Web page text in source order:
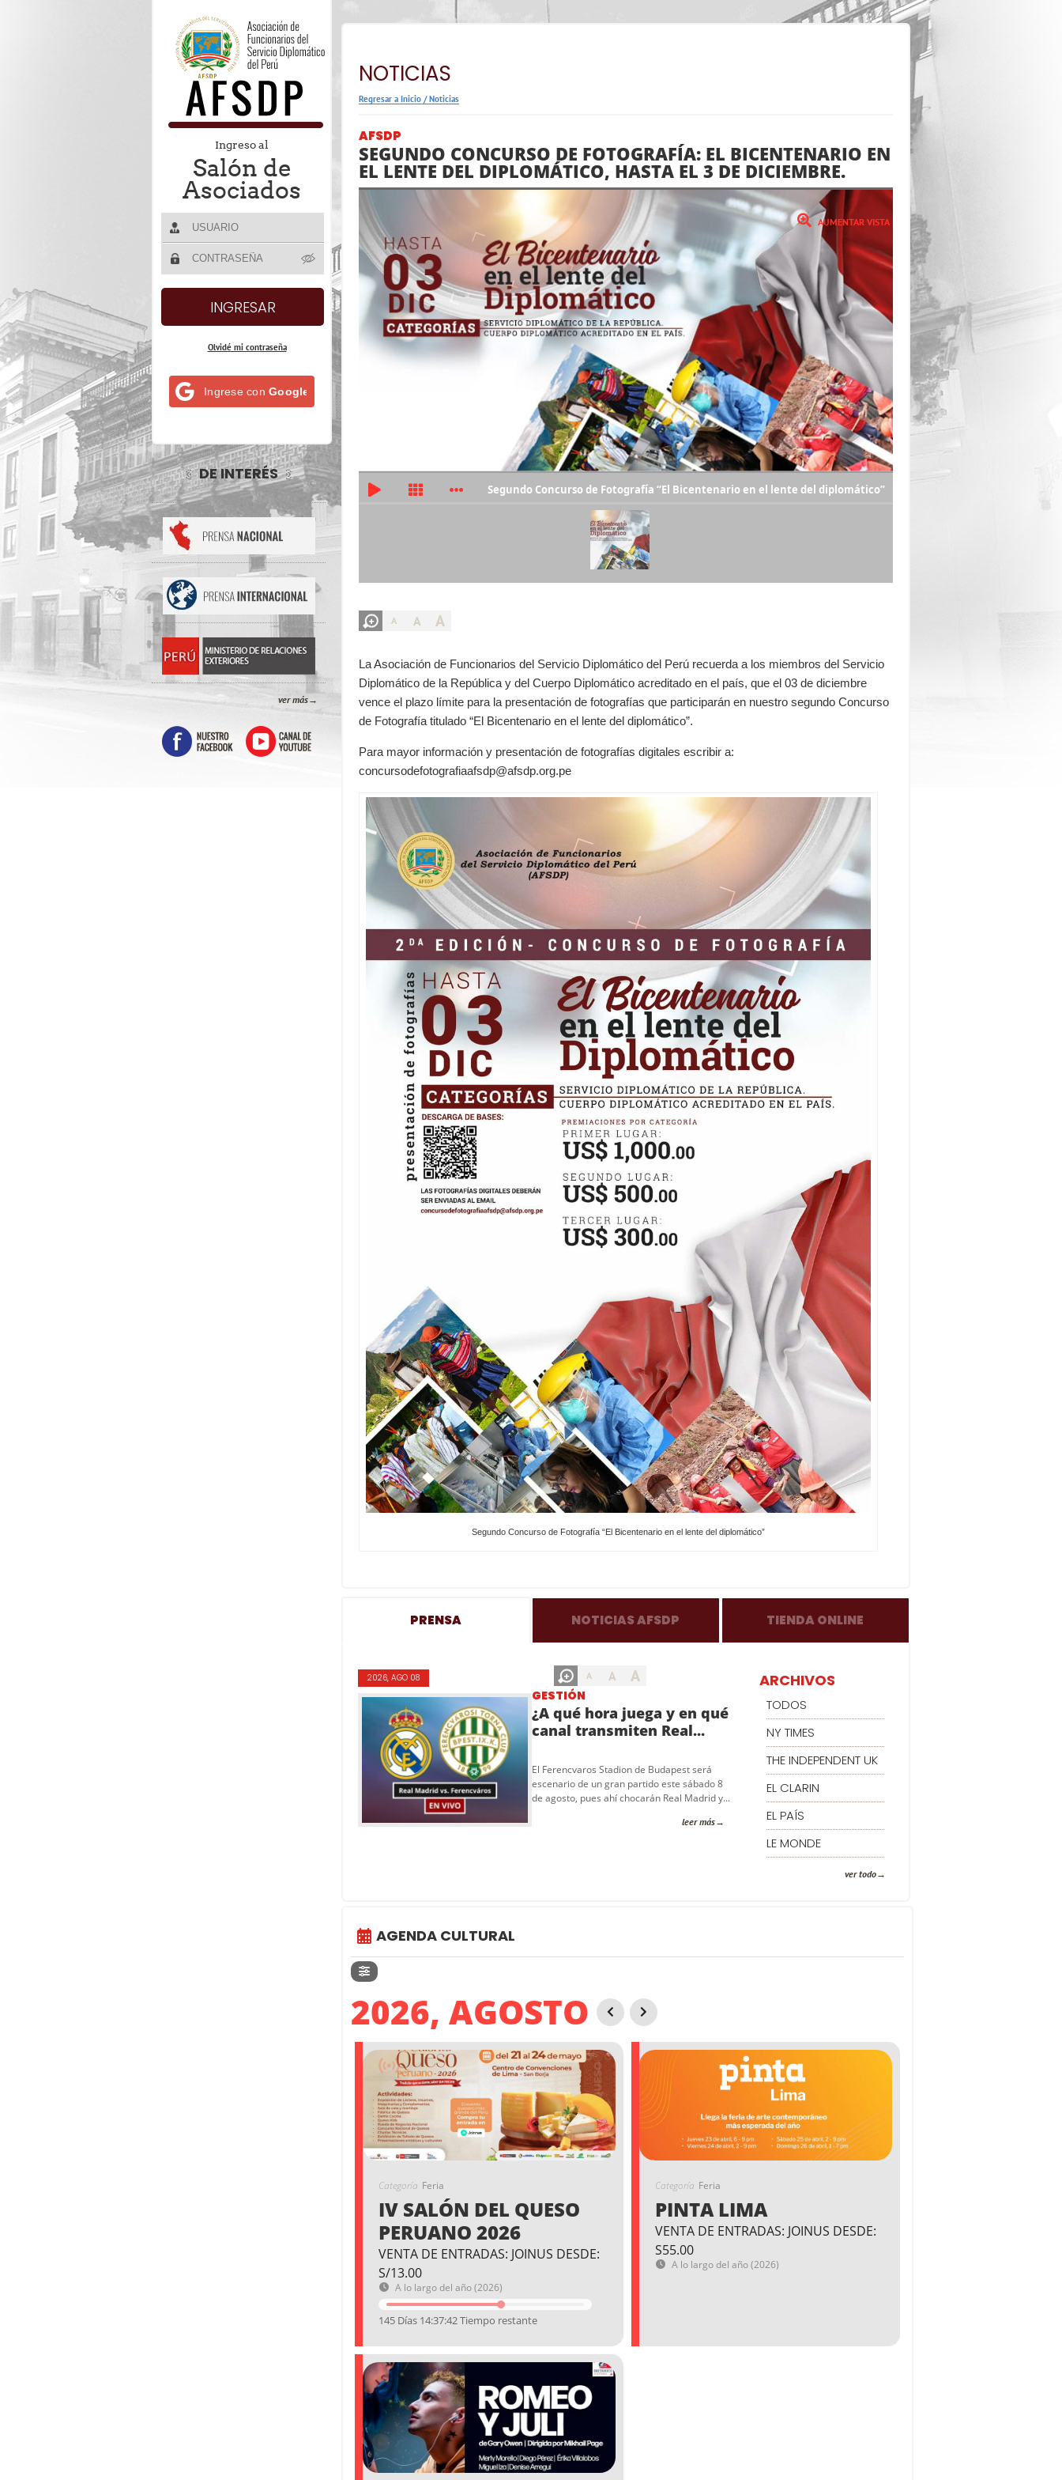
Ingreso al
Salón de
Asociados
Olvidé mi contraseña
Ingrese con Google
DE INTERÉS
ver más
NOTICIAS
Regresar a Inicio /Noticias
AFSDP
SEGUNDO CONCURSO DE FOTOGRAFÍA: EL BICENTENARIO EN
EL LENTE DEL DIPLOMÁTICO, HASTA EL 3 DE DICIEMBRE.
Segundo Concurso de Fotografía “El Bicentenario en el lente del diplomático”
A A A
La Asociación de Funcionarios del Servicio Diplomático del Perú recuerda a los miembros del Servicio
Diplomático de la República y del Cuerpo Diplomático acreditado en el país, que el 03 de diciembre
vence el plazo límite para la presentación de fotografías que participarán en nuestro segundo Concurso
de Fotografía titulado “El Bicentenario en el lente del diplomático”.
Para mayor información y presentación de fotografías digitales escribir a:
concursodefotografiaafsdp@afsdp.org.pe
Segundo Concurso de Fotografía “El Bicentenario en el lente del diplomático”
PRENSA NOTICIAS AFSDP TIENDA ONLINE
A A A
2026, AGO 08
GESTIÓN
¿A qué hora juega y en qué
canal transmiten Real...
El Ferencvaros Stadion de Budapest será
escenario de un gran partido este sábado 8
de agosto, pues ahí chocarán Real Madrid y...
leer más
ARCHIVOS
TODOS
NY TIMES
THE INDEPENDENT UK
EL CLARIN
EL PAÍS
LE MONDE
ver todo
AGENDA CULTURAL
2026, AGOSTO
Categoría Feria
IV SALÓN DEL QUESO
PERUANO 2026
VENTA DE ENTRADAS: JOINUS DESDE:
S/13.00
A lo largo del año (2026)
145 Días 14:37:40 Tiempo restante
Categoría Feria
PINTA LIMA
VENTA DE ENTRADAS: JOINUS DESDE:
S55.00
A lo largo del año (2026)